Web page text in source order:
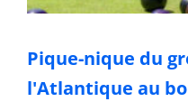
Pique-nique du
l'Atlantique au